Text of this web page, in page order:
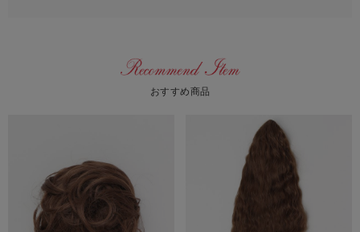
おすすめ商品